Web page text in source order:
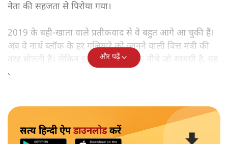
नेता की सहजता से पिरोया गया।
2019 के बही‑खाता वाले प्रतीकवाद से वे बहुत आगे आ चुकी हैं।
अब वे नार्थ ब्लॉक के हर गलियारे को जानने वाली वित्त मंत्री की
तरह बोलती हैं। लेकिन इस आत्मविश्वास के नीचे जो सामग्री है, वह
उतनी ही अनुमानित और दोहराव भरी।
और पढ़ें
सत्य हिन्दी ऐपडाउनलोडकरें